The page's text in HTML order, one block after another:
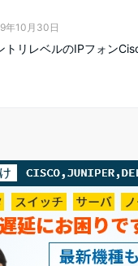
年10月30日
トリレベルのIPフォン